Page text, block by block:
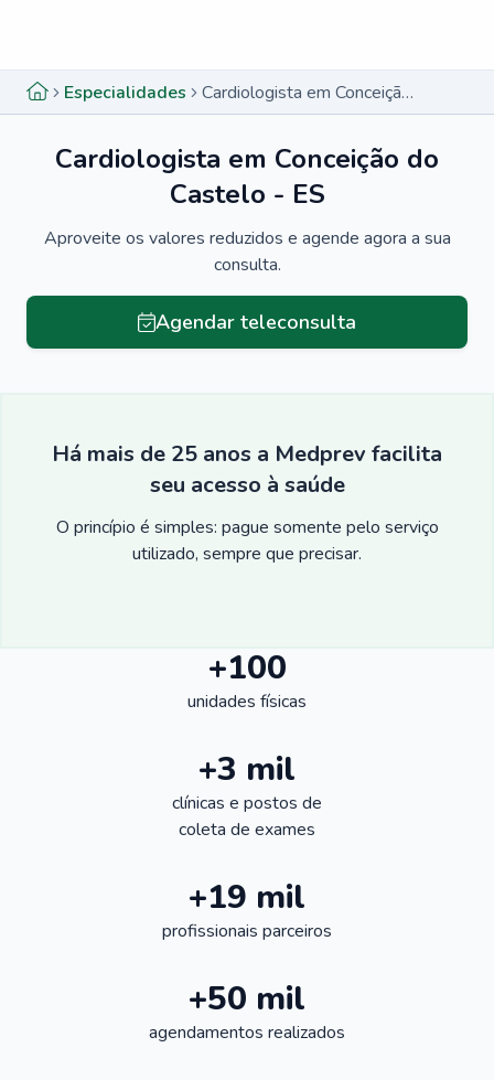
Especialidades Cardiologista em Conceição do Castelo - ES
Cardiologista em Conceição do
Castelo - ES
Aproveite os valores reduzidos e agende agora a sua
consulta.
Agendar teleconsulta
Há mais de 25 anos a Medprev facilita
seu acesso à saúde
O princípio é simples: pague somente pelo serviço
utilizado, sempre que precisar.
+100
unidades físicas
+3 mil
clínicas e postos de
coleta de exames
+19 mil
profissionais parceiros
+50 mil
agendamentos realizados